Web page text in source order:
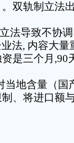
。双轨制立法
法导致不协
法, 内容大量
是三个月,90
当地含量（国
、将进口额